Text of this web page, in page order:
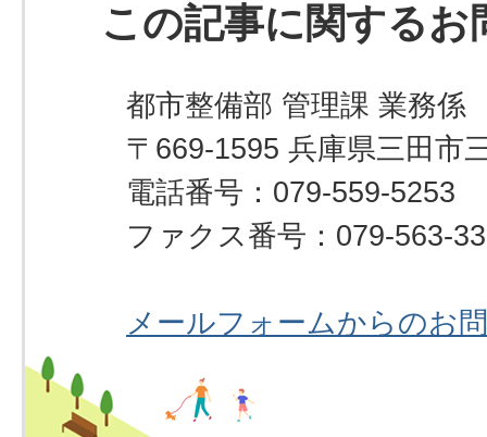
この記事に関するお
都市整備部 管理課 業務係
〒669-1595 兵庫県三田市
電話番号：079-559-5253
ファクス番号：079-563-
メールフォームからのお